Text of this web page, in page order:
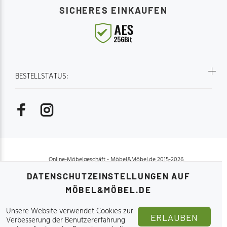
DATENSCHUTZEINSTELLUNGEN AUF
MÖBEL&MÖBEL.DE
ERLAUBEN
Unsere Website verwendet Cookies zur
Verbesserung der Benutzererfahrung
BESTELLSTATUS:
SICHERES EINKAUFEN
Online-Möbelgeschäft - Möbel&Möbel.de 2015-2026.
OBEN